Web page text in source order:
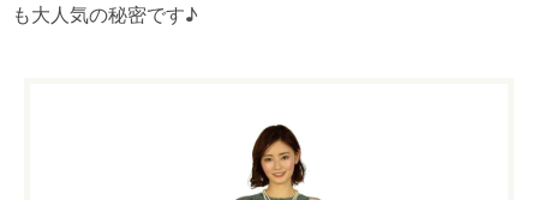
も大人気の秘密です♪